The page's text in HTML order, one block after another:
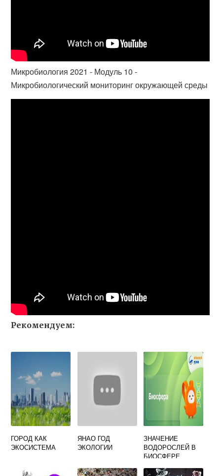
Микробиология 2021 - Модуль 10 -
Микробиологический мониторинг окружающей среды
Рекомендуем:
ГОРОД КАК
ЭКОСИСТЕМА
ЯНАО ГОД
ЭКОЛОГИИ
ЗНАЧЕНИЕ
ВОДОРОСЛЕЙ В
БИОСФЕРЕ